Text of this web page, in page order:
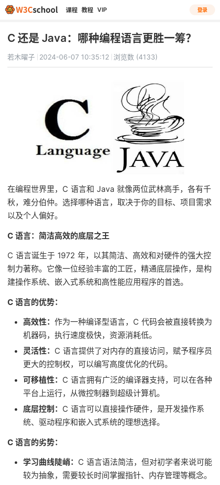
课程 教程 VIP 登录
C 还是 Java：哪种编程语言更胜一筹？
若木曜子 2024-06-07 10:35:12 浏览数 (4133)
在编程世界里，C 语言和 Java 就像两位武林高手，各有千
秋，难分伯仲。选择哪种语言，取决于你的目标、项目需求
以及个人偏好。
C 语言：简洁高效的底层之王
C 语言诞生于 1972 年，以其简洁、高效和对硬件的强大控
制力著称。它像一位经验丰富的工匠，精通底层操作，是构
建操作系统、嵌入式系统和高性能应用程序的首选。
C 语言的优势：
高效性： 作为一种编译型语言，C 代码会被直接转换为
机器码，执行速度极快，资源消耗低。
灵活性： C 语言提供了对内存的直接访问，赋予程序员
更大的控制权，可以编写高度优化的代码。
可移植性： C 语言拥有广泛的编译器支持，可以在各种
平台上运行，从微控制器到超级计算机。
底层控制： C 语言可以直接操作硬件，是开发操作系
统、驱动程序和嵌入式系统的理想选择。
C 语言的劣势：
学习曲线陡峭： C 语言语法简洁，但对初学者来说可能
较为抽象，需要较长时间掌握指针、内存管理等概念。